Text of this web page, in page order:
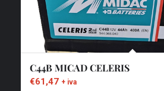
C44B MICAD CELERIS
€61,47 + iva